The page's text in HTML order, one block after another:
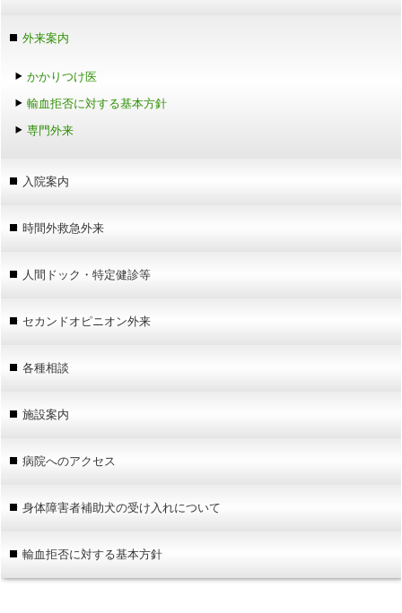
外来案内
かかりつけ医
輸血拒否に対する基本方針
専門外来
入院案内
時間外救急外来
人間ドック・特定健診等
セカンドオピニオン外来
各種相談
施設案内
病院へのアクセス
身体障害者補助犬の受け入れについて
輸血拒否に対する基本方針